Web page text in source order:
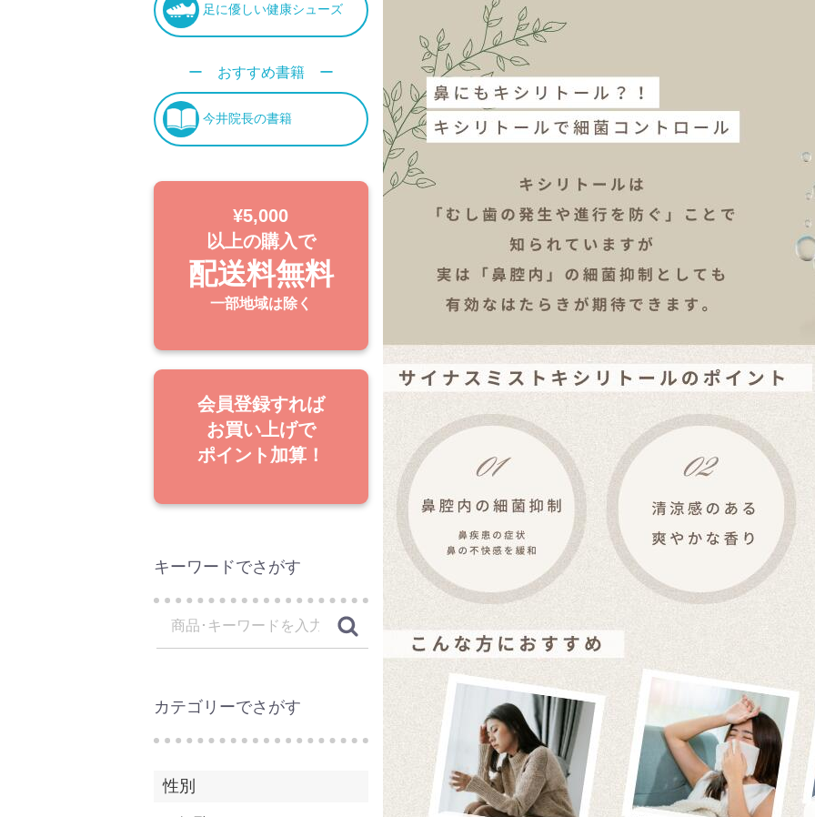
足に優しい健康シューズ
ー おすすめ書籍 ー
今井院長の書籍
¥5,000
以上の購入で
配送料無料
一部地域は除く
会員登録すれば
お買い上げで
ポイント加算！
キーワードでさがす
カテゴリーでさがす
性別